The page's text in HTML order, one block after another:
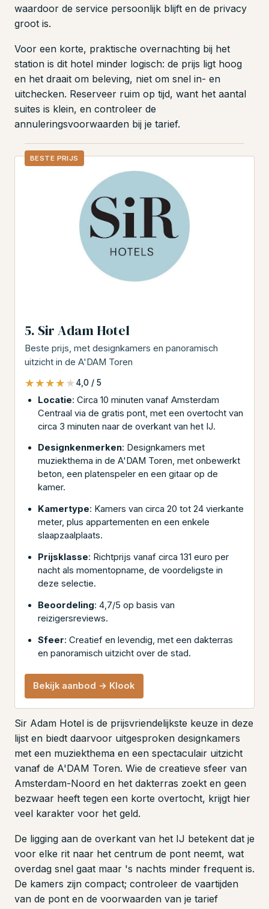
waardoor de service persoonlijk blijft en de privacy
groot is.
Voor een korte, praktische overnachting bij het
station is dit hotel minder logisch: de prijs ligt hoog
en het draait om beleving, niet om snel in- en
uitchecken. Reserveer ruim op tijd, want het aantal
suites is klein, en controleer de
annuleringsvoorwaarden bij je tarief.
BESTE PRIJS
5. Sir Adam Hotel
Beste prijs, met designkamers en panoramisch
uitzicht in de A'DAM Toren
★★★★★
★★★★★4,0 / 5
Locatie: Circa 10 minuten vanaf Amsterdam
Centraal via de gratis pont, met een overtocht van
circa 3 minuten naar de overkant van het IJ.
Designkenmerken: Designkamers met
muziekthema in de A'DAM Toren, met onbewerkt
beton, een platenspeler en een gitaar op de
kamer.
Kamertype: Kamers van circa 20 tot 24 vierkante
meter, plus appartementen en een enkele
slaapzaalplaats.
Prijsklasse: Richtprijs vanaf circa 131 euro per
nacht als momentopname, de voordeligste in
deze selectie.
Beoordeling: 4,7/5 op basis van
reizigersreviews.
Sfeer: Creatief en levendig, met een dakterras
en panoramisch uitzicht over de stad.
Bekijk aanbod → Klook
Sir Adam Hotel is de prijsvriendelijkste keuze in deze
lijst en biedt daarvoor uitgesproken designkamers
met een muziekthema en een spectaculair uitzicht
vanaf de A'DAM Toren. Wie de creatieve sfeer van
Amsterdam-Noord en het dakterras zoekt en geen
bezwaar heeft tegen een korte overtocht, krijgt hier
veel karakter voor het geld.
De ligging aan de overkant van het IJ betekent dat je
voor elke rit naar het centrum de pont neemt, wat
overdag snel gaat maar 's nachts minder frequent is.
De kamers zijn compact; controleer de vaartijden
van de pont en de voorwaarden van je tarief